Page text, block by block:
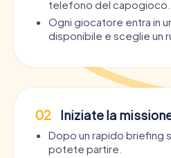
telefono del capogioco.
Ogni giocatore entra in
disponibile e sceglie un
02 Iniziate la
Dopo un rapido briefing
potete partire.